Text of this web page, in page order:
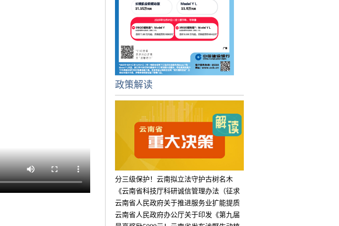
政策解读
分三级保护！云南拟立法守护古树名木
《云南省科技厅科研诚信管理办法（征求
意见
云南省人民政府关于推进服务业扩能提质
的实
云南省人民政府办公厅关于印发《第九届